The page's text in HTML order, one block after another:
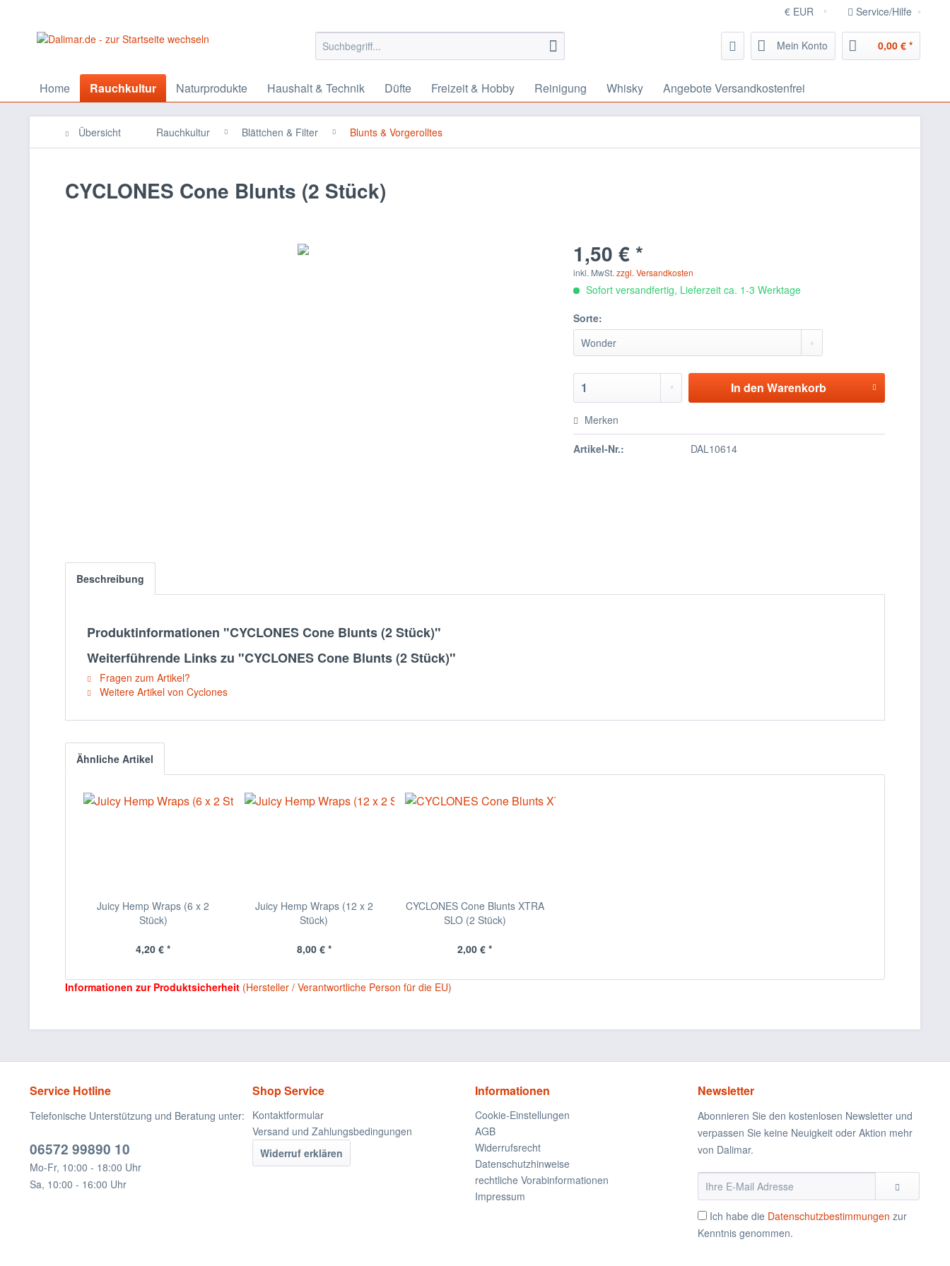
Service/Hilfe
Mein Konto 0,00 € *
Home Rauchkultur Naturprodukte Haushalt & Technik Düfte Freizeit & Hobby Reinigung Whisky Angebote Versandkostenfrei
Übersicht Rauchkultur Blättchen & Filter Blunts & Vorgerolltes
CYCLONES Cone Blunts (2 Stück)
1,50 € *
inkl. MwSt.zzgl. Versandkosten
Sofort versandfertig, Lieferzeit ca. 1-3 Werktage
Sorte:
In den Warenkorb
Merken
Artikel-Nr.: DAL10614
Beschreibung
Produktinformationen "CYCLONES Cone Blunts (2 Stück)"
Weiterführende Links zu "CYCLONES Cone Blunts (2 Stück)"
Fragen zum Artikel?
Weitere Artikel von Cyclones
Ähnliche Artikel
Juicy Hemp Wraps (6 x 2
Stück)
4,20 € *
Juicy Hemp Wraps (12 x 2
Stück)
8,00 € *
CYCLONES Cone Blunts XTRA
SLO (2 Stück)
2,00 € *
Informationen zur Produktsicherheit (Hersteller / Verantwortliche Person für die EU)
Service Hotline
Telefonische Unterstützung und Beratung unter:
06572 99890 10
Mo-Fr, 10:00 - 18:00 Uhr
Sa, 10:00 - 16:00 Uhr
Shop Service
Kontaktformular
Versand und Zahlungsbedingungen
Widerruf erklären
Informationen
Cookie-Einstellungen
AGB
Widerrufsrecht
Datenschutzhinweise
rechtliche Vorabinformationen
Impressum
Newsletter
Abonnieren Sie den kostenlosen Newsletter und
verpassen Sie keine Neuigkeit oder Aktion mehr
von Dalimar.
Ich habe die Datenschutzbestimmungen zur
Kenntnis genommen.